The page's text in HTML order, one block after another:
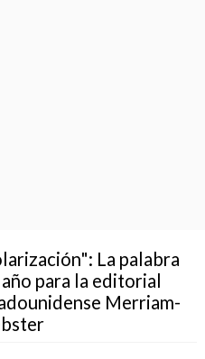
La palabra
para la editorial
Merriam-